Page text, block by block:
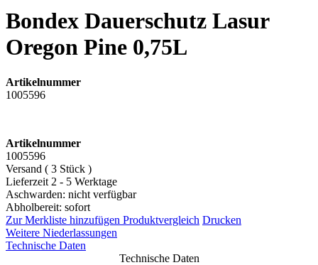
Bondex Dauerschutz Lasur
Oregon Pine 0,75L
Artikelnummer
1005596
Artikelnummer
1005596
Versand ( 3 Stück )
Lieferzeit 2 - 5 Werktage
Aschwarden: nicht verfügbar
Abholbereit: sofort
Zur Merkliste hinzufügen Produktvergleich Drucken
Weitere Niederlassungen
Technische Daten
Technische Daten